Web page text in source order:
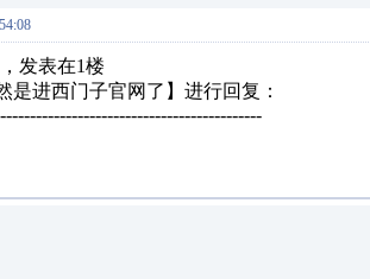
发表在1楼
进西门子官网了】进行回复：